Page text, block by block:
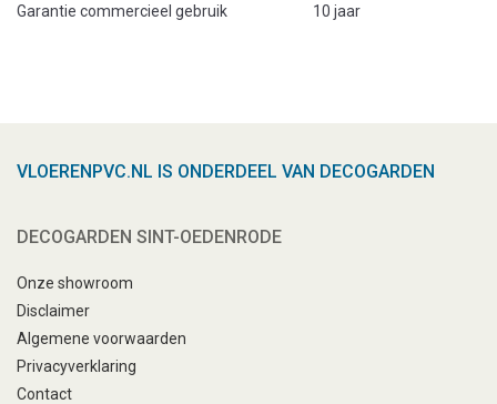
Garantie commercieel gebruik
10 jaar
VLOERENPVC.NL IS ONDERDEEL VAN DECOGARDEN
DECOGARDEN SINT-OEDENRODE
Onze showroom
Disclaimer
Algemene voorwaarden
Privacyverklaring
Contact